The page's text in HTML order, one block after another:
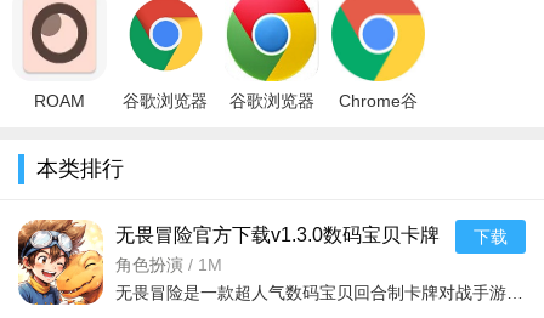
手机版安卓
2026最新版
2026最新版
v151.0.792
手机官方版
v151.0.792
安卓版下载
2026官方版
（谷
ROAM
版软件官方
谷歌浏览器
v151.0.7922.6
谷歌浏览器
Chrome谷
本类排行
无畏冒险官方下载v1.3.0数码宝贝卡牌
对战手游
角色扮演 / 1M
下载